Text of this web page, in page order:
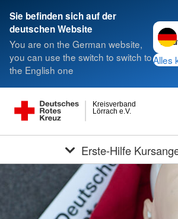
Sie befinden sich auf der
deutschen Website
You are on the German website,
you can use the switch to switch to
the English one
Alles
Lörrach e.V.
Kreisverband
Erste-Hilfe